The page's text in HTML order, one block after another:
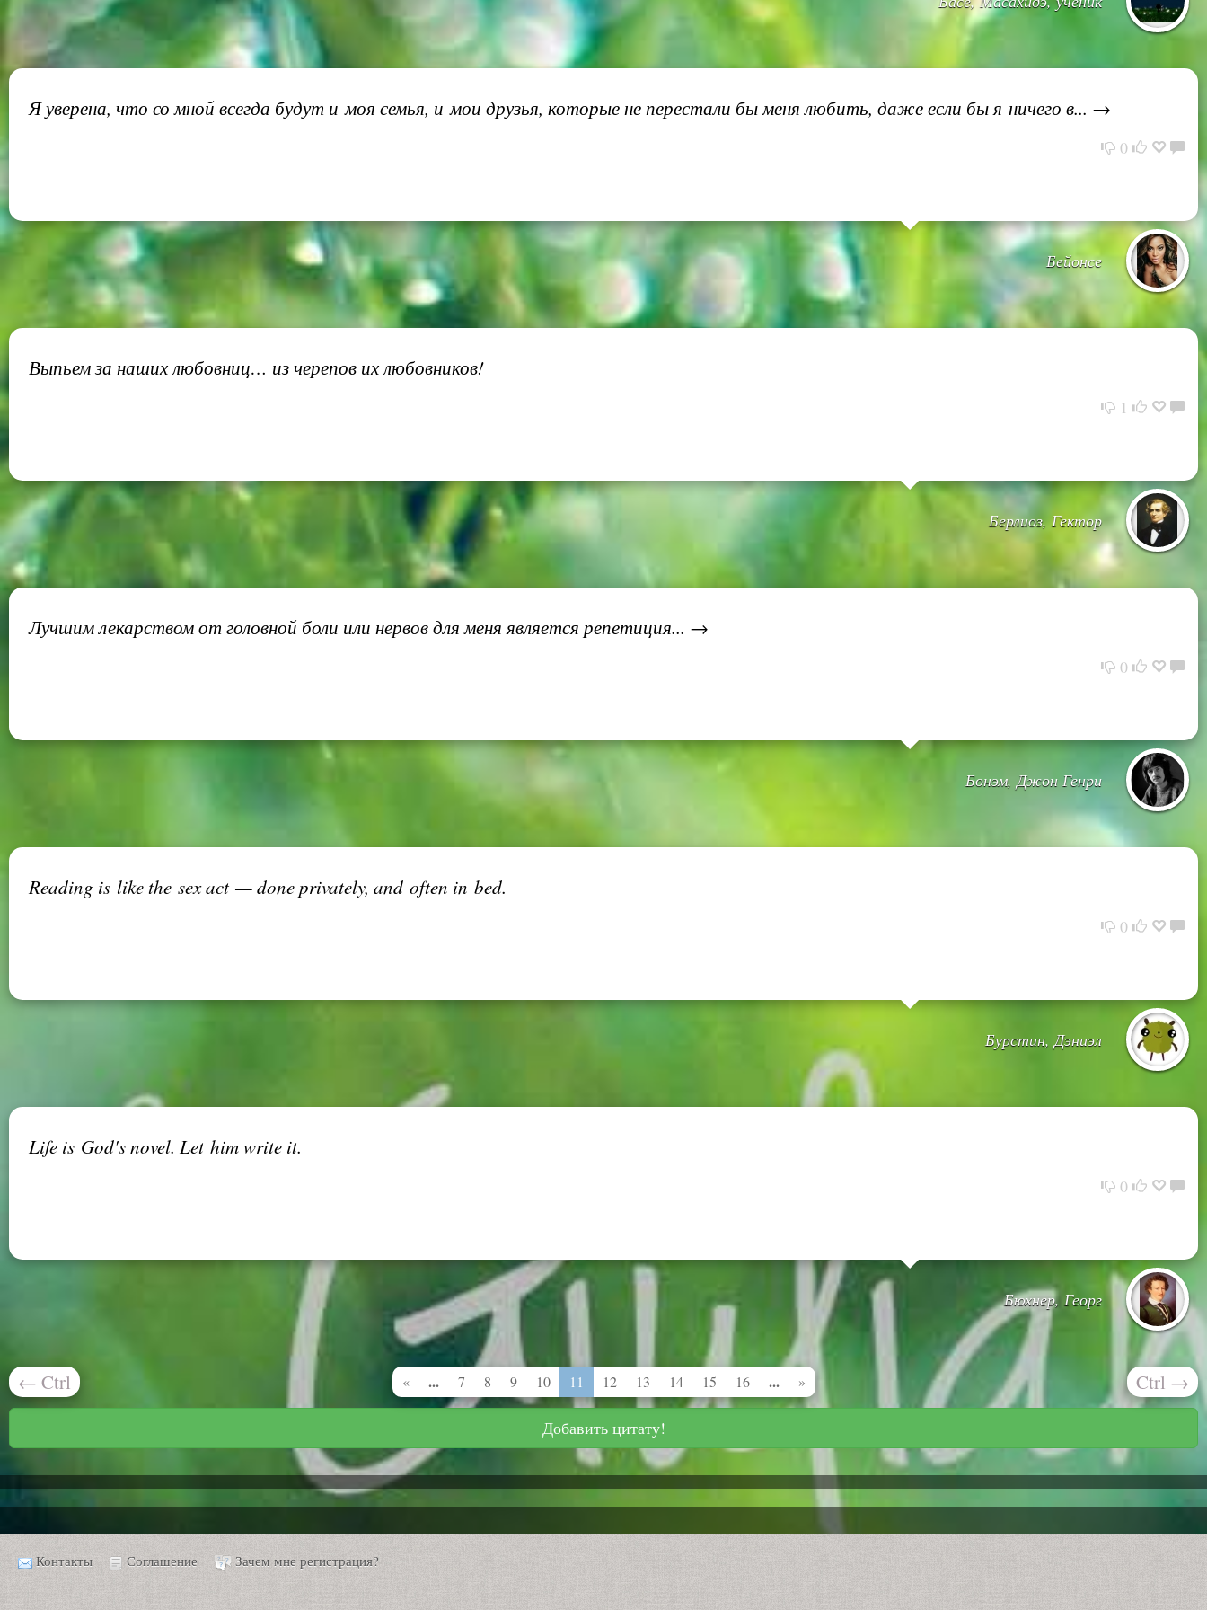
Я уверена, что со мной всегда будут и моя семья, и мои друзья, которые не перестали бы меня любить, даже если бы я ничего в... →
0
Бейонсе
Выпьем за наших любовниц… из черепов их любовников!
1
Берлиоз, Гектор
Лучшим лекарством от головной боли или нервов для меня является репетиция... →
0
Бонэм, Джон Генри
Reading is like the sex act — done privately, and often in bed.
0
Бурстин, Дэниэл
Life is God's novel. Let him write it.
0
Бюхнер, Георг
← Ctrl « ... 7 8 9 10 11 12 13 14 15 16 ... » Ctrl →
Добавить цитату!
Контакты Соглашение Зачем мне регистрация?